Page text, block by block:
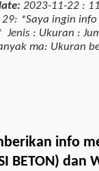
2023-11-22 :
29: *Saya ingin
Jenis : Ukuran :
ma: Ukuran
info
BETON) dan